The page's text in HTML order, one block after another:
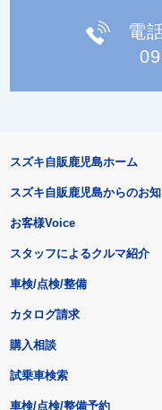
電
スズキ自販鹿児島ホーム
スズキ自販鹿児島からのお
お客様Voice
スタッフによるクルマ紹介
車検/点検/整備
カタログ請求
購入相談
試乗車検索
車検/点検/整備予約